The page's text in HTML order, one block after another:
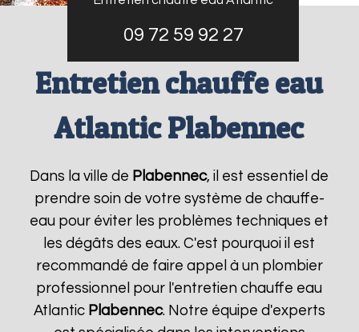
09 72 59 92 27
Entretien chauffe eau
Atlantic Plabennec
Dans la ville de Plabennec, il est essentiel de
prendre soin de votre système de chauffe-
eau pour éviter les problèmes techniques et
les dégâts des eaux. C'est pourquoi il est
recommandé de faire appel à un plombier
professionnel pour l'entretien chauffe eau
Atlantic Plabennec. Notre équipe d'experts